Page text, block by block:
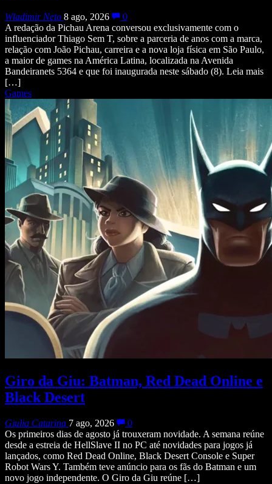
Wladimir Neto 8 ago, 2026
0
A redação da Pichau Arena conversou exclusivamente com o
influenciador Thiago Sem T, sobre a parceria de anos com a marca,
relação com João Pichau, carreira e a nova loja física em São Paulo,
a maior de games na América Latina, localizada na Avenida
Bandeiranets 5364 e que foi inaugurada neste sábado (8). Leia mais
[…]
Games
Giro da Giu: Batman, Red Dead Online e
Black Desert
Giulia Catarina 7 ago, 2026
0
Os primeiros dias de agosto já trouxeram novidade. A semana reúne
desde a estreia de HellSlave II no PC até novidades para jogos já
lançados, como Red Dead Online, Black Desert Console e Super
Robot Wars Y. Também teve anúncio para os fãs do Batman e um
novo jogo independente. O Giro da Giu reúne […]